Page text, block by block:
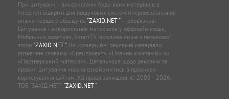
При цитуванні і використанні будь-яких матеріалів в
Інтернеті відкриті для пошукових систем гіперпосилання не
нижче першого абзацу на "ZAXID.NET "— обов’язкові.
Цитування і використання матеріалів у оффлайн-медіа,
Мобільних додатках, SmartTV можливе лише з письмової
згоди "ZAXID.NET ". Всі комерційні рекламні матеріали
позначені словами «Спецпроєкт», «Новини компаній» чи
«Партнерський матеріал». Детальніше щодо реклами та
правил цитування можна ознайомитись в правилах
користування сайтом. Усі права захищені. © 2005—2026,
ТОВ “ЗАХІД.НЕТ”, "ZAXID.NET ".